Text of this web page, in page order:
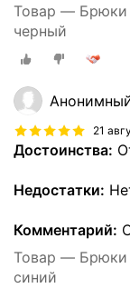
Товар — Брюки
черный
21
Достоинства:
Недостатки:
Комментарий:
Товар — Брюки
синий